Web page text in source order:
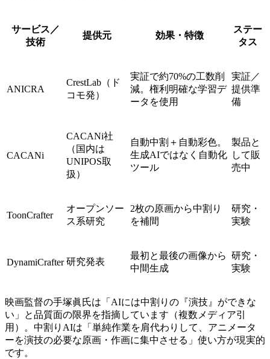
サービス／
技術
提供元 効果・特徴
ステー
タス
ANICRA
CrestLab（ド
コモ発）
実証で約70%の工数削
減。権利明確な学習デ
ータを使用
実証／
提供準
備
CACANi
CACANi社
（国内は
UNIPOS取
扱）
自動中割＋自動彩色。
生成AIではなく自動化
ツール
製品と
して販
売中
ToonCrafter
オープンソー
ス系研究
2枚の原画から中割り
を補間
研究・
実験
DynamiCrafter 研究発表
最初と最後の画像から
中間生成
研究・
実験
映画監督の手塚眞氏は「AIには中割りの『演技』ができな
い」と品質面の限界を指摘しています（複数メディア引
用）。中割りAIは「単純作業を肩代わりして、アニメータ
ーを演技の必要な原画・作画に集中させる」使い方が現実的
です。